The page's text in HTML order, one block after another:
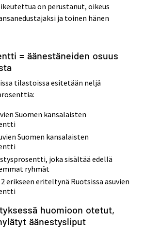
on perustanut, oikeus
ja toinen hänen
= äänestäneiden osuus
tilastoissa esitetään neljä
Suomen kansalaisten
Suomen kansalaisten
joka sisältää edellä
ryhmät
erikseen eriteltynä Ruotsissa asuvien
huomioon otetut,
äänestysliput